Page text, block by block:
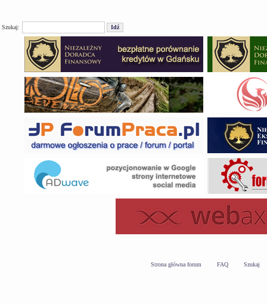
Szukaj:
Strona główna forum FAQ Szukaj